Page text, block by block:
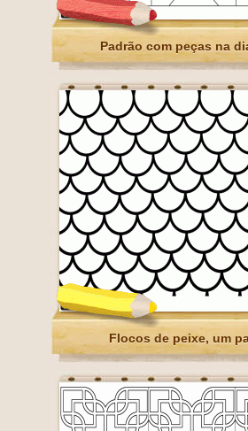
Padrão com peças na
Flocos de peixe, um